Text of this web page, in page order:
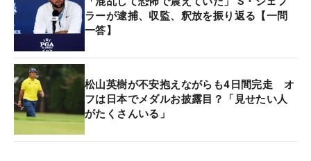
ラーが逮捕、収監、釈放を振り返る【一問
一答】
松山英樹が不安抱えながらも4日間完走 オ
フは日本でメダルお披露目？「見せたい人
がたくさんいる」